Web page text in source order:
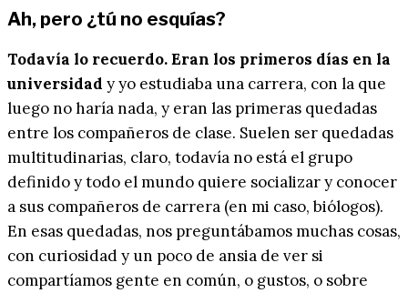
Ah, pero ¿tú no esquías?
Todavía lo recuerdo. Eran los primeros días en la
universidad y yo estudiaba una carrera, con la que
luego no haría nada, y eran las primeras quedadas
entre los compañeros de clase. Suelen ser quedadas
multitudinarias, claro, todavía no está el grupo
definido y todo el mundo quiere socializar y conocer
a sus compañeros de carrera (en mi caso, biólogos).
En esas quedadas, nos preguntábamos muchas cosas,
con curiosidad y un poco de ansia de ver si
compartíamos gente en común, o gustos, o sobre